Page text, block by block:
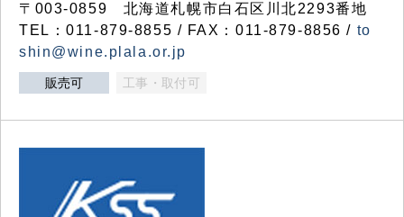
〒003-0859 北海道札幌市白石区川北2293番地
TEL：011-879-8855 / FAX：011-879-8856 / to
shin@wine.plala.or.jp
販売可 工事・取付可